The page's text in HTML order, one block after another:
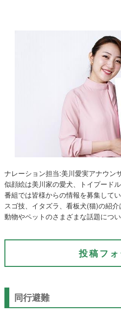
ナレーション担当:美川愛実アナウン
似顔絵は美川家の愛犬、トイプード
番組では皆様からの情報を募集してい
スゴ技、イタズラ、看板犬(猫)の紹介
動物やペットのさまざまな話題につ
投稿フ
同行避難